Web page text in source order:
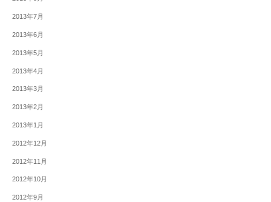
2013年7月
2013年6月
2013年5月
2013年4月
2013年3月
2013年2月
2013年1月
2012年12月
2012年11月
2012年10月
2012年9月